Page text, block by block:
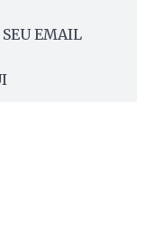
EMAIL